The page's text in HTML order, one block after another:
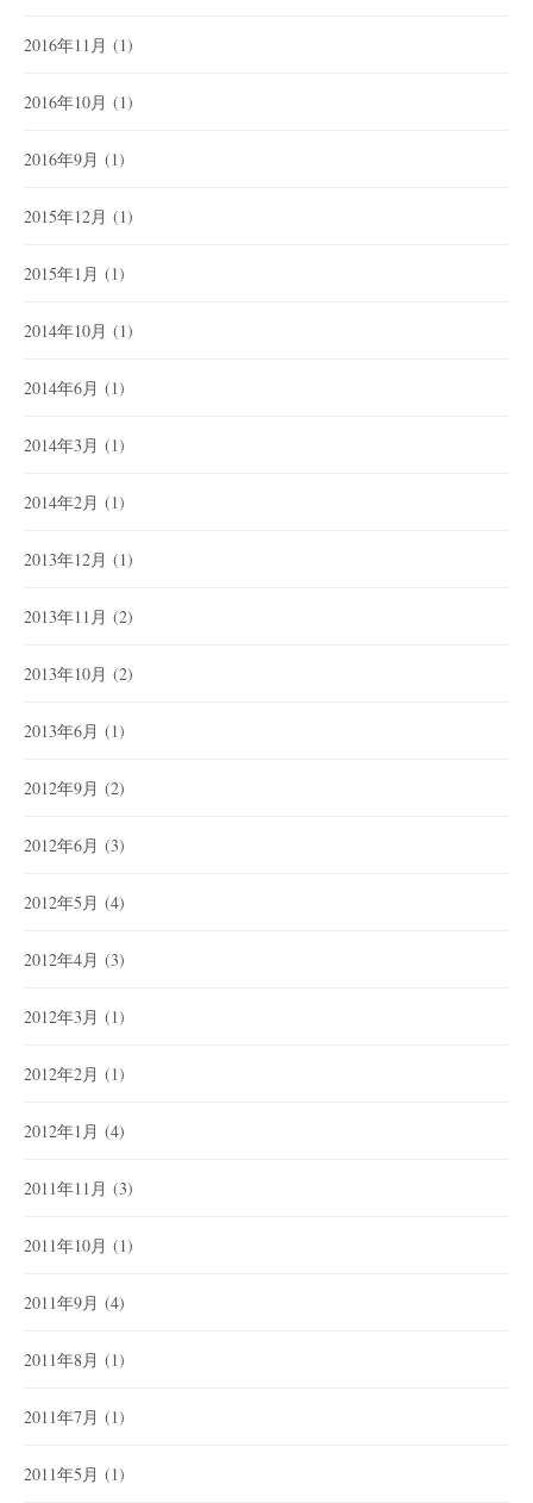
2016年11月 (1)
2016年10月 (1)
2016年9月 (1)
2015年12月 (1)
2015年1月 (1)
2014年10月 (1)
2014年6月 (1)
2014年3月 (1)
2014年2月 (1)
2013年12月 (1)
2013年11月 (2)
2013年10月 (2)
2013年6月 (1)
2012年9月 (2)
2012年6月 (3)
2012年5月 (4)
2012年4月 (3)
2012年3月 (1)
2012年2月 (1)
2012年1月 (4)
2011年11月 (3)
2011年10月 (1)
2011年9月 (4)
2011年8月 (1)
2011年7月 (1)
2011年5月 (1)